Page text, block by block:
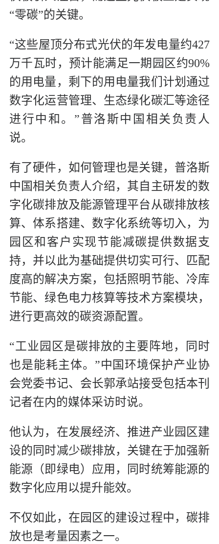
“零碳”的关键。
“这些屋顶分布式光伏的年发电量约427
万千瓦时，预计能满足一期园区约90%
的用电量，剩下的用电量我们计划通过
数字化运营管理、生态绿化碳汇等途径
进行中和。”普洛斯中国相关负责人
说。
有了硬件，如何管理也是关键，普洛斯
中国相关负责人介绍，其自主研发的数
字化碳排放及能源管理平台从碳排放核
算、体系搭建、数字化系统等切入，为
园区和客户实现节能减碳提供数据支
持，并以此为基础提供切实可行、匹配
度高的解决方案，包括照明节能、冷库
节能、绿色电力核算等技术方案模块，
进行更高效的碳资源配置。
“工业园区是碳排放的主要阵地，同时
也是能耗主体。”中国环境保护产业协
会党委书记、会长郭承站接受包括本刊
记者在内的媒体采访时说。
他认为，在发展经济、推进产业园区建
设的同时减少碳排放，关键在于加强新
能源（即绿电）应用，同时统筹能源的
数字化应用以提升能效。
不仅如此，在园区的建设过程中，碳排
放也是考量因素之一。